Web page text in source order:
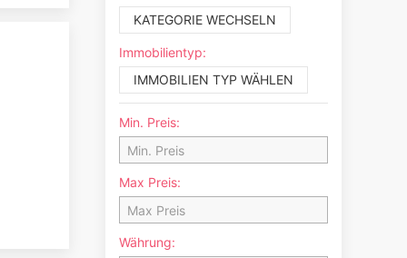
KATEGORIE WECHSELN
Immobilientyp:
IMMOBILIEN TYP WÄHLEN
Min. Preis:
Max Preis:
Währung: